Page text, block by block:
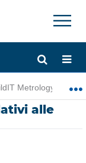
×
Metrology
alle